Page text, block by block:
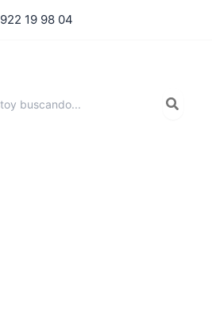
922 19 98 04